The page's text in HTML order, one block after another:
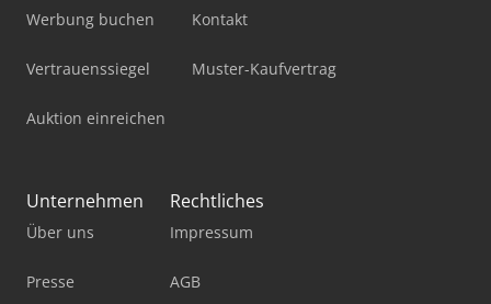
Werbung buchen
Vertrauenssiegel
Auktion einreichen
Kontakt
Muster-Kaufvertrag
Unternehmen
Über uns
Presse
Rechtliches
Impressum
AGB